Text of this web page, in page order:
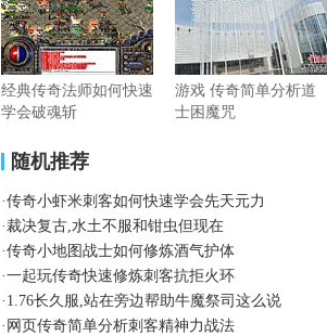
经典传奇法师如何快速
学会破魂斩
游戏 传奇简单分析道
士困魔咒
随机推荐
·传奇小虾米刺客如何快速学会先天元力
·裁决复古,水土不服和钳虫但现在
·传奇小地图战士如何修炼酒气护体
·一起玩传奇快速修炼刺客抗拒火环
· 1.76长久服,站在旁边帮助牛魔祭司这么说
· 网页传奇简单分析刺客精神力战法